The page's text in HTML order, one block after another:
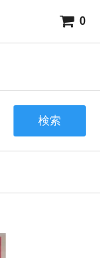
0
検索